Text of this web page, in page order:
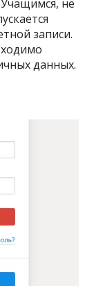
не
записи.
данных.